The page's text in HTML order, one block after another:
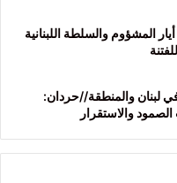
“القومي”: “اتفاق الاطار” نسخة عن 17 أيار المشؤوم والسلطة اللبنانية
لبنان والمنطقة//حردان:
والاستقرار